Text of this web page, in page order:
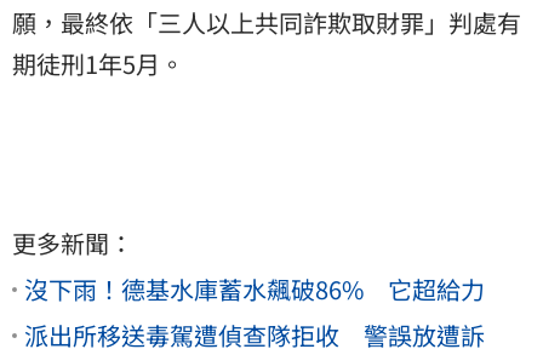
願，最終依「三人以上共同詐欺取財罪」判處有
期徒刑1年5月。
更多新聞：
沒下雨！德基水庫蓄水飆破86% 它超給力
派出所移送毒駕遭偵查隊拒收 警誤放遭訴